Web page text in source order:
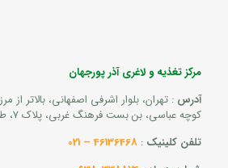
مرکز تغذیه و لاغری آذر پورجهان
آدرس : تهران، بلوار اشرفی اصفهانی، بالاتر از
کوچه عباسی، بن بست فرهنگ غربی، پلاک 7، طبقه اول، زنگ دوم
تلفن کلینیک :
46136468 – 021